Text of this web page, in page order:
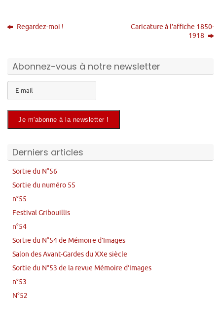
Regardez-moi !
Caricature à l’affiche 1850-
1918
Abonnez-vous à notre newsletter
Derniers articles
Sortie du N°56
Sortie du numéro 55
n°55
Festival Gribouillis
n°54
Sortie du N°54 de Mémoire d’Images
Salon des Avant-Gardes du XXe siècle
Sortie du N°53 de la revue Mémoire d’Images
n°53
N°52